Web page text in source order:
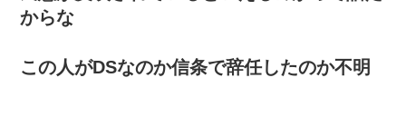
からな
この人がDSなのか信条で辞任したのか不明